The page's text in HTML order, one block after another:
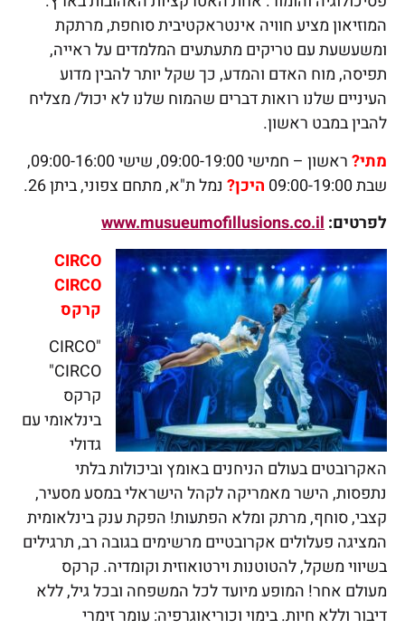
המוזיאון מציע חוויה אינטראקטיבית סוחפת, מרתקת
ומשעשעת עם טריקים מתעתעים המלמדים על ראייה,
תפיסה, מוח האדם והמדע, כך שקל יותר להבין מדוע
העיניים שלנו רואות דברים שהמוח שלנו לא יכול/ מצליח
להבין במבט ראשון.
מתי?
ראשון – חמישי 09:00-19:00, שישי 09:00-16:00,
שבת 09:00-19:00
היכן? נמל ת"א, מתחם צפוני, ביתן 26.
לפרטים:www.musueumofillusions.co.il
CIRCO
CIRCO
קרקס
"CIRCO
CIRCO"
קרקס
בינלאומי עם
גדולי
האקרובטים בעולם הניחנים באומץ וביכולות בלתי
נתפסות, הישר מאמריקה לקהל הישראלי במסע מסעיר,
קצבי, סוחף, מרתק ומלא הפתעות! הפקת ענק בינלאומית
המציגה פעלולים אקרובטיים מרשימים בגובה רב, תרגילים
בשיווי משקל, להטוטנות וירטואוזית וקומדיה. קרקס
מעולם אחר! המופע מיועד לכל המשפחה ובכל גיל, ללא
דיבור וללא חיות. בימוי וכוריאוגרפיה: עומר זימרי